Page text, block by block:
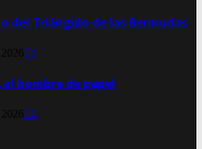
del Triángulo de las Bermudas
2026 0
hombre de papel
2026 0